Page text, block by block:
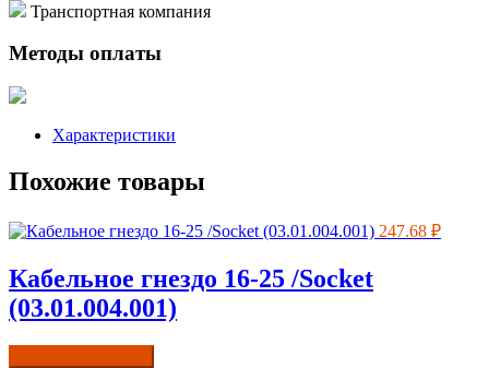
Транспортная компания
Методы оплаты
Характеристики
Похожие товары
247.68 ₽
Кабельное гнездо 16-25 /Socket
(03.01.004.001)